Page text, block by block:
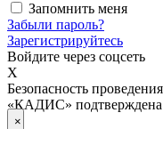
Запомнить меня
Забыли пароль?
Зарегистрируйтесь
Войдите через соцсеть
X
Безопасность
«КАДИС»
×